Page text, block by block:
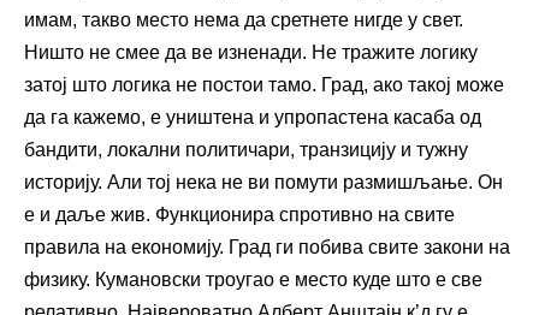
имам, такво место нема да сретнете нигде у свет.
Ништо не смее да ве изненади. Не тражите логику
затој што логика не постои тамо. Град, ако такој може
да га кажемо, е уништена и упропастена касаба од
бандити, локални политичари, транзицију и тужну
историју. Али тој нека не ви помути размишљање. Он
е и даље жив. Функционира спротивно на свите
правила на економију. Град ги побива свите закони на
физику. Кумановски троугао е место куде што е све